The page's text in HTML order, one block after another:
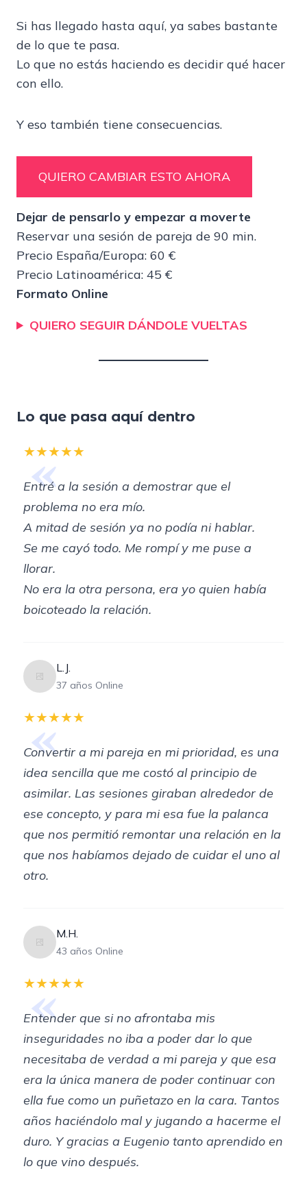
Si has llegado hasta aquí, ya sabes bastante
de lo que te pasa.
Lo que no estás haciendo es decidir qué hacer
con ello.
Y eso también tiene consecuencias.
QUIERO CAMBIAR ESTO AHORA
Dejar de pensarlo y empezar a moverte
Reservar una sesión de pareja de 90 min.
Precio España/Europa: 60 €
Precio Latinoamérica: 45 €
Formato Online
QUIERO SEGUIR DÁNDOLE VUELTAS
Lo que pasa aquí dentro
«
★★★★★
Entré a la sesión a demostrar que el
problema no era mío.
A mitad de sesión ya no podía ni hablar.
Se me cayó todo. Me rompí y me puse a
llorar.
No era la otra persona, era yo quien había
boicoteado la relación.
L.J.
37 años Online
«
★★★★★
Convertir a mi pareja en mi prioridad, es una
idea sencilla que me costó al principio de
asimilar. Las sesiones giraban alrededor de
ese concepto, y para mi esa fue la palanca
que nos permitió remontar una relación en la
que nos habíamos dejado de cuidar el uno al
otro.
M.H.
43 años Online
«
★★★★★
Entender que si no afrontaba mis
inseguridades no iba a poder dar lo que
necesitaba de verdad a mi pareja y que esa
era la única manera de poder continuar con
ella fue como un puñetazo en la cara. Tantos
años haciéndolo mal y jugando a hacerme el
duro. Y gracias a Eugenio tanto aprendido en
lo que vino después.